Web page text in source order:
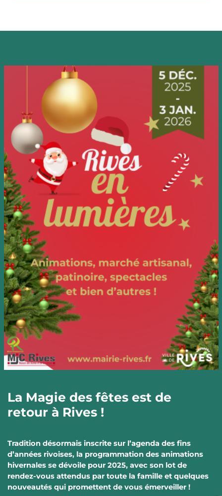
La Magie des fêtes est de
retour à Rives !
Tradition désormais inscrite sur l’agenda des fins
d’années rivoises, la programmation des animations
hivernales se dévoile pour 2025, avec son lot de
rendez-vous attendus par toute la famille et quelques
nouveautés qui promettent de vous émerveiller !